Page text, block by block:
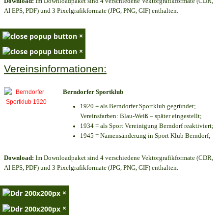
AI EPS, PDF) und 3 Pixelgrafikformate (JPG, PNG, GIF) enthalten.
×
×
Vereinsinformationen:
Berndorfer Sportklub
1920 = als Berndorfer Sportklub gegründet;
Vereinsfarben: Blau-Weiß – später eingestellt;
1934 = als Sport Vereinigung Berndorf reaktiviert;
1945 = Namensänderung in Sport Klub Berndorf;
Download: Im Downloadpaket sind 4 verschiedene Vektorgrafikformate (CDR,
AI EPS, PDF) und 3 Pixelgrafikformate (JPG, PNG, GIF) enthalten.
×
×